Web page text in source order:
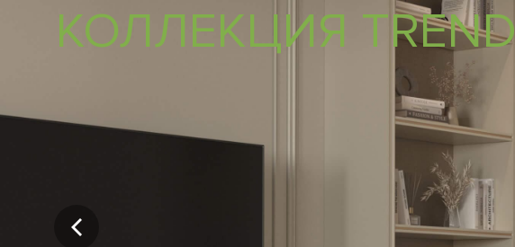
КОЛЛЕКЦИЯ TREND